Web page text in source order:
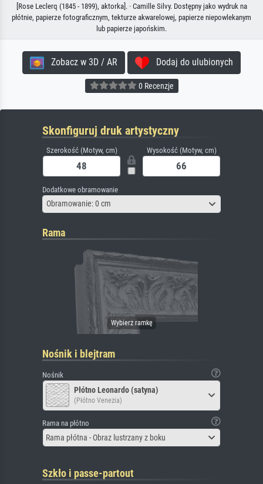
[Rose Leclerq (1845 - 1899), aktorka]. · Camille Silvy. Dostępny jako wydruk na
płótnie, papierze fotograficznym, tekturze akwarelowej, papierze niepowlekanym
lub papierze japońskim.
Zobacz w 3D / AR Dodaj do ulubionych
0 Recenzje
Skonfiguruj druk artystyczny
Szerokość (Motyw, cm) Wysokość (Motyw, cm)
Dodatkowe obramowanie
Obramowanie: 0 cm
Rama
Nośnik i blejtram
Nośnik
Płótno Leonardo (satyna)
(Płótno Venezia)
Rama na płótno
Rama płótna - Obraz lustrzany z boku
Szkło i passe-partout